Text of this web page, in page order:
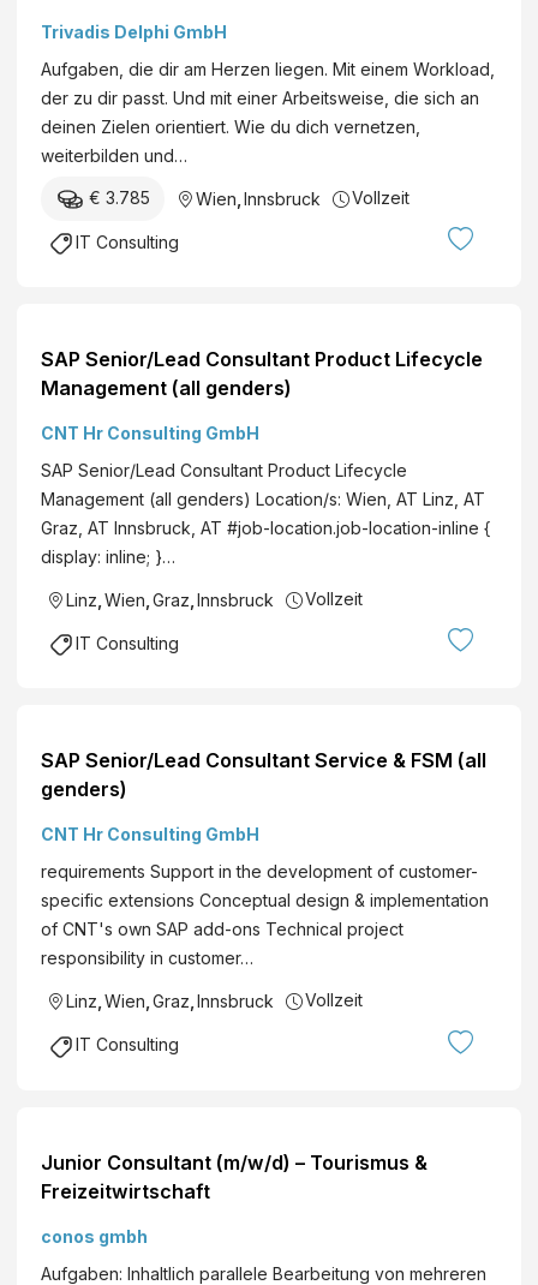
Trivadis Delphi GmbH
Aufgaben, die dir am Herzen liegen. Mit einem Workload,
der zu dir passt. Und mit einer Arbeitsweise, die sich an
deinen Zielen orientiert. Wie du dich vernetzen,
weiterbilden und…
€ 3.785 Wien Innsbruck Vollzeit
IT Consulting
SAP Senior/Lead Consultant Product Lifecycle
Management (all genders)
CNT Hr Consulting GmbH
SAP Senior/Lead Consultant Product Lifecycle
Management (all genders) Location/s: Wien, AT Linz, AT
Graz, AT Innsbruck, AT #job-location.job-location-inline {
display: inline; }…
Linz Wien Graz Innsbruck Vollzeit
IT Consulting
SAP Senior/Lead Consultant Service & FSM (all
genders)
CNT Hr Consulting GmbH
requirements Support in the development of customer-
specific extensions Conceptual design & implementation
of CNT's own SAP add-ons Technical project
responsibility in customer…
Linz,Wien,Graz, Innsbruck Vollzeit
IT Consulting
Junior Consultant (m/w/d) – Tourismus &
Freizeitwirtschaft
conos gmbh
Aufgaben: Inhaltlich parallele Bearbeitung von mehreren